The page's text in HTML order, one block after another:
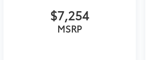
$7,254
MSRP